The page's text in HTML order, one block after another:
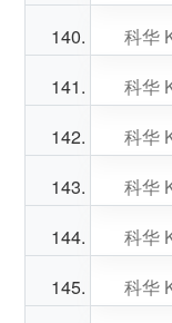
科华
科华